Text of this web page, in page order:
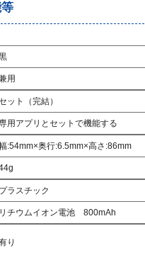
用
ット（完結）
用アプリとセットで機能する
:54mm×奥行:6.5mm×高さ:86mm
プラスチック
リチウムイオン電池 800mAh
り